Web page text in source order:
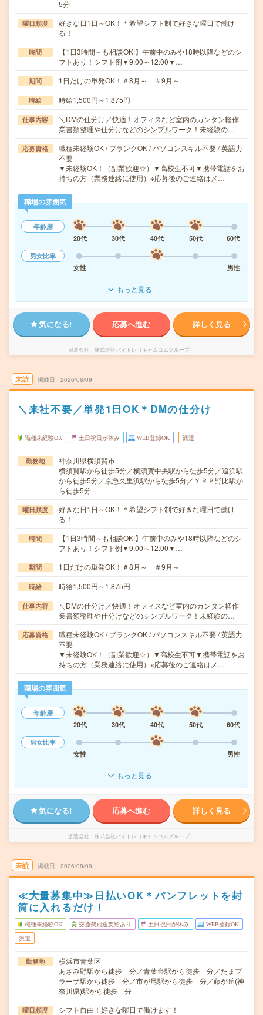
5分
曜日頻度
好きな日1日～OK！＊希望シフト制で好きな曜日で働け
る！
時間
【1日3時間～も相談OK!】午前中のみや18時以降などのシ
フトあり！シフト例▼9:00～12:00▼…
期間 1日だけの単発OK！＃8月～ ＃9月～
時給 時給1,500円～1,875円
仕事内容
＼DMの仕分け／快適！オフィスなど室内のカンタン軽作
業書類整理や仕分けなどのシンプルワーク！未経験の…
応募資格
職種未経験OK / ブランクOK / パソコンスキル不要 / 英語力
不要
▼未経験OK！（副業歓迎☆）▼高校生不可▼携帯電話をお
持ちの方（業務連絡に使用）※応募後のご連絡はメ…
職場の雰囲気
年齢層
20代
30代 40代 50代
60代
男女比率
女性
男性
もっと見る
気になる! 応募へ進む 詳しく見る
派遣会社 株式会社バイトレ（キャムコムグループ）
未読 掲載日 2026/08/09
＼来社不要／単発1日OK＊DMの仕分け
職種未経験OK 土日祝日が休み WEB登録OK 派遣
勤務地
神奈川県横須賀市
横須賀駅から徒歩5分／横須賀中央駅から徒歩5分／追浜駅
から徒歩5分／京急久里浜駅から徒歩5分／ＹＲＰ野比駅か
ら徒歩5分
曜日頻度
好きな日1日～OK！＊希望シフト制で好きな曜日で働け
る！
時間
【1日3時間～も相談OK!】午前中のみや18時以降などのシ
フトあり！シフト例▼9:00～12:00▼…
期間 1日だけの単発OK！＃8月～ ＃9月～
時給 時給1,500円～1,875円
仕事内容
＼DMの仕分け／快適！オフィスなど室内のカンタン軽作
業書類整理や仕分けなどのシンプルワーク！未経験の…
応募資格
職種未経験OK / ブランクOK / パソコンスキル不要 / 英語力
不要
▼未経験OK！（副業歓迎☆）▼高校生不可▼携帯電話をお
持ちの方（業務連絡に使用）※応募後のご連絡はメ…
職場の雰囲気
年齢層
20代
30代 40代 50代
60代
男女比率
女性
男性
もっと見る
気になる! 応募へ進む 詳しく見る
派遣会社 株式会社バイトレ（キャムコムグループ）
未読 掲載日 2026/08/09
≪大量募集中≫日払いOK＊パンフレットを封
筒に入れるだけ！
職種未経験OK 交通費別途支給あり 土日祝日が休み WEB登録OK
派遣
勤務地
横浜市青葉区
あざみ野駅から徒歩---分／青葉台駅から徒歩---分／たまプ
ラーザ駅から徒歩---分／市が尾駅から徒歩---分／藤が丘(神
奈川県)駅から徒歩---分
曜日頻度 シフト自由！好きな曜日で働けます！